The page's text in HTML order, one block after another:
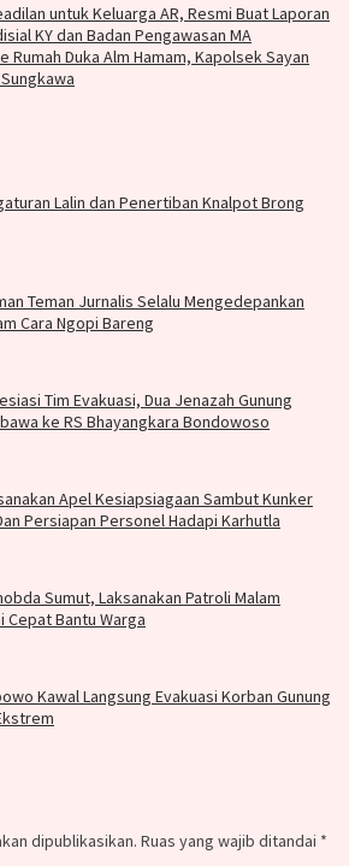
untuk Keluarga AR, Resmi Buat Laporan
KY dan Badan Pengawasan MA
Rumah Duka Alm Hamam, Kapolsek Sayan
Lalin dan Penertiban Knalpot Brong
Teman Jurnalis Selalu Mengedepankan
Cara Ngopi Bareng
Tim Evakuasi, Dua Jenazah Gunung
ke RS Bhayangkara Bondowoso
Apel Kesiapsiagaan Sambut Kunker
Persiapan Personel Hadapi Karhutla
Sumut, Laksanakan Patroli Malam
Cepat Bantu Warga
Kawal Langsung Evakuasi Korban Gunung
dipublikasikan. Ruas yang wajib ditandai *